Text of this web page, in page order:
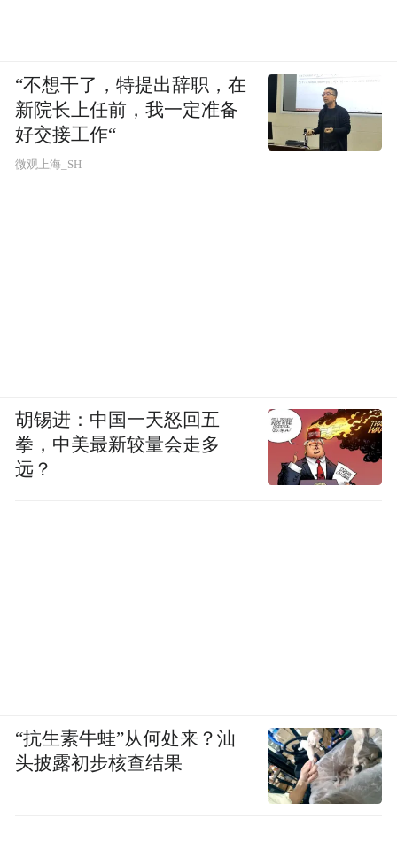
“不想干了，特提出辞职，在
新院长上任前，我一定准备
好交接工作“
微观上海_SH
胡锡进：中国一天怒回五
拳，中美最新较量会走多
远？
“抗生素牛蛙”从何处来？汕
头披露初步核查结果